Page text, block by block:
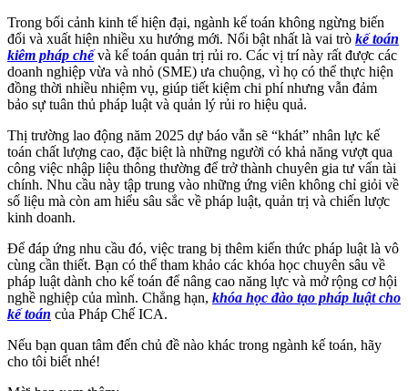
Trong bối cảnh kinh tế hiện đại, ngành kế toán không ngừng biến
đổi và xuất hiện nhiều xu hướng mới. Nổi bật nhất là vai trò kế toán
kiêm pháp chếvà kế toán quản trị rủi ro. Các vị trí này rất được các
doanh nghiệp vừa và nhỏ (SME) ưa chuộng, vì họ có thể thực hiện
đồng thời nhiều nhiệm vụ, giúp tiết kiệm chi phí nhưng vẫn đảm
bảo sự tuân thủ pháp luật và quản lý rủi ro hiệu quả.
Thị trường lao động năm 2025 dự báo vẫn sẽ “khát” nhân lực kế
toán chất lượng cao, đặc biệt là những người có khả năng vượt qua
công việc nhập liệu thông thường để trở thành chuyên gia tư vấn tài
chính. Nhu cầu này tập trung vào những ứng viên không chỉ giỏi về
số liệu mà còn am hiểu sâu sắc về pháp luật, quản trị và chiến lược
kinh doanh.
Để đáp ứng nhu cầu đó, việc trang bị thêm kiến thức pháp luật là vô
cùng cần thiết. Bạn có thể tham khảo các khóa học chuyên sâu về
pháp luật dành cho kế toán để nâng cao năng lực và mở rộng cơ hội
nghề nghiệp của mình. Chẳng hạn, khóa học đào tạo pháp luật cho
kế toán của Pháp Chế ICA.
Nếu bạn quan tâm đến chủ đề nào khác trong ngành kế toán, hãy
cho tôi biết nhé!